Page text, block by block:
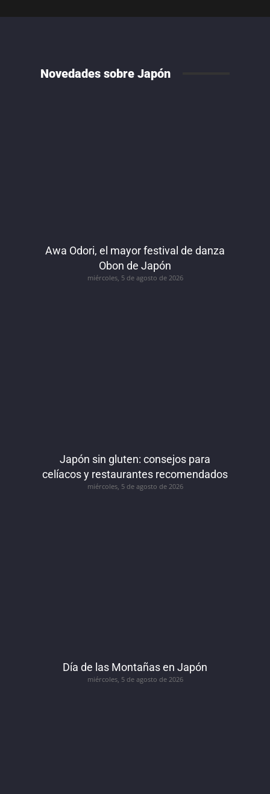
Novedades sobre Japón
Awa Odori, el mayor festival de danza
Obon de Japón
miércoles, 5 de agosto de 2026
Japón sin gluten: consejos para
celíacos y restaurantes recomendados
miércoles, 5 de agosto de 2026
Día de las Montañas en Japón
miércoles, 5 de agosto de 2026